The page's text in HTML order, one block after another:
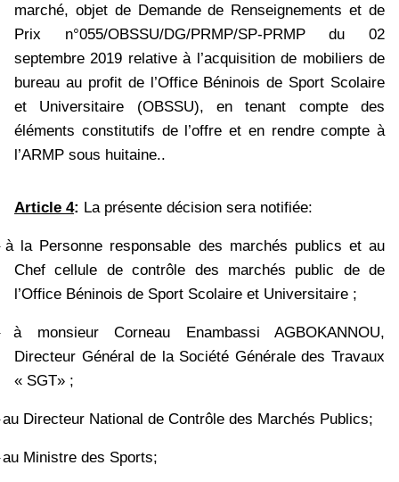
marché, objet de Demande de Renseignements et de
Prix n°055/OBSSU/DG/PRMP/SP-PRMP du 02
septembre 2019 relative à l’acquisition de mobiliers de
bureau au profit de l’Office Béninois de Sport Scolaire
et Universitaire (OBSSU), en tenant compte des
éléments constitutifs de l’offre et en rendre compte à
l’ARMP sous huitaine..
Article 4: La présente décision sera notifiée:
à la Personne responsable des marchés publics et au
Chef cellule de contrôle des marchés public de de
l’Office Béninois de Sport Scolaire et Universitaire ;
à monsieur Corneau Enambassi AGBOKANNOU,
Directeur Général de la Société Générale des Travaux
« SGT» ;
au Directeur National de Contrôle des Marchés Publics;
au Ministre des Sports;